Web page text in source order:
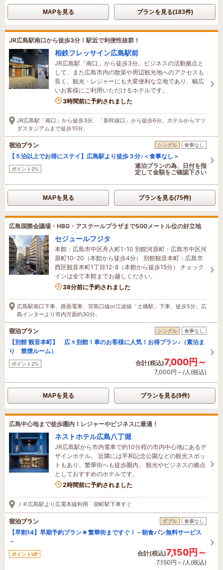
MAPを見る プランを見る(183件)
JR広島駅南口から徒歩3分！駅近で利便性抜群！
相鉄フレッサイン広島駅前
JR広島駅「南口」から徒歩3分。ビジネスの活動拠点と
して、また広島市内の散策や周辺観光地へのアクセスも
良く、観光・レジャーにも大変便利な立地であり、幅広
いお客様にご利用いただけるホテルです。
3時間前に予約されました
JR広島駅「南口」から徒歩3分、「新幹線口」から徒歩6分。ホテルからマツ
ダスタジアムまで徒歩10分。
宿泊プラン シングル 食事なし
【５泊以上でお得にステイ】広島駅より徒歩３分♪＜食事なし＞
ポイント2%
連泊プランの為、日付を指
定して金額をご確認下さい
MAPを見る プランを見る(75件)
広島国際会議場・HBG・アステールプラザまで500メートル位の好立地
セジュールフジタ
本館：広島市中区舟入町1-10 別館河原町：広島市中区河
原町10-20（本館から徒歩4分） 別館観音本町：広島市
西区観音本町1丁目12-8（本館から徒歩15分） チェック
インは全て本館までお越しください。
38分前に予約されました
広島駅南口下車、路面電車、宮島口線or江波線「土橋駅」下車、徒歩5分。広
島インターより市内方面約30分。
宿泊プラン シングル 食事なし
【別館 観音本町】 広々別館！車のお客様に人気！お得プラン♪（素泊ま
り 禁煙ルーム）
ポイント2% 合計(税込)7,000円～
7,000円～/人(税込)
MAPを見る プランを見る(9件)
広島中心地まで徒歩圏内！レジャーやビジネスに最適！
ネストホテル広島八丁堀
JR広島駅から市内電車で約10分程の市内中心地にあるデ
ザインホテル。 近隣には平和記念公園などの観光スポッ
トもあり、繁華街へも徒歩圏内。 観光やビジネスの拠点
としておすすめのホテルです。
2名がこの宿を見ています
2時間前に予約されました
ＪＲ広島駅より広電本線利用 胡町駅下車すぐ
宿泊プラン ダブル 食事なし
【早割14】早期予約プラン★繁華街まですぐ！－朝食パン無料サービス
－
ポイントUP 合計(税込)7,150円～
7,150円～/人(税込)